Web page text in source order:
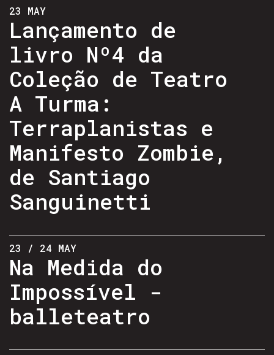
23 MAY
Lançamento de
livro Nº4 da
Coleção de Teatro
A Turma:
Terraplanistas e
Manifesto Zombie,
de Santiago
Sanguinetti
23 / 24 MAY
Na Medida do
Impossível -
balleteatro